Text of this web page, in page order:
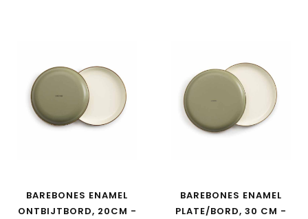
BAREBONES ENAMEL
ONTBIJTBORD, 20CM -
BAREBONES ENAMEL
PLATE/BORD, 30 CM -